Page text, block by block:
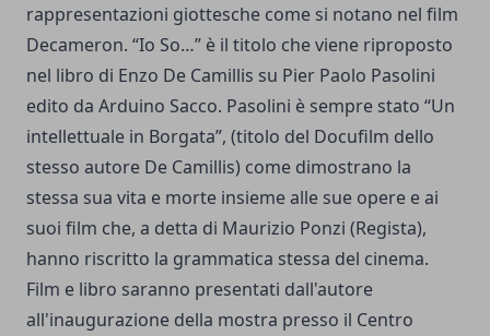
rappresentazioni giottesche come si notano nel film
Decameron. “Io So…” è il titolo che viene riproposto
nel libro di Enzo De Camillis su Pier Paolo Pasolini
edito da Arduino Sacco. Pasolini è sempre stato “Un
intellettuale in Borgata”, (titolo del Docufilm dello
stesso autore De Camillis) come dimostrano la
stessa sua vita e morte insieme alle sue opere e ai
suoi film che, a detta di Maurizio Ponzi (Regista),
hanno riscritto la grammatica stessa del cinema.
Film e libro saranno presentati dall'autore
all'inaugurazione della mostra presso il Centro